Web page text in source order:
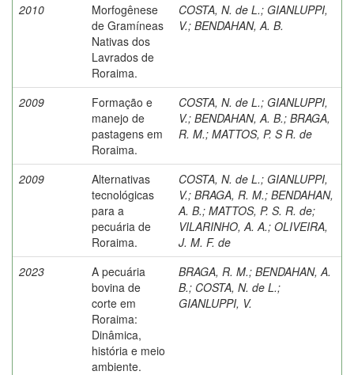
2010
Morfogênese
de Gramíneas
Nativas dos
Lavrados de
Roraima.
COSTA, N. de L.; GIANLUPPI,
V.; BENDAHAN, A. B.
2009
Formação e
manejo de
pastagens em
Roraima.
COSTA, N. de L.; GIANLUPPI,
V.; BENDAHAN, A. B.; BRAGA,
R. M.; MATTOS, P. S R. de
2009
Alternativas
tecnológicas
para a
pecuária de
Roraima.
COSTA, N. de L.; GIANLUPPI,
V.; BRAGA, R. M.; BENDAHAN,
A. B.; MATTOS, P. S. R. de;
VILARINHO, A. A.; OLIVEIRA,
J. M. F. de
2023
A pecuária
bovina de
corte em
Roraima:
Dinâmica,
história e meio
ambiente.
BRAGA, R. M.; BENDAHAN, A.
B.; COSTA, N. de L.;
GIANLUPPI, V.